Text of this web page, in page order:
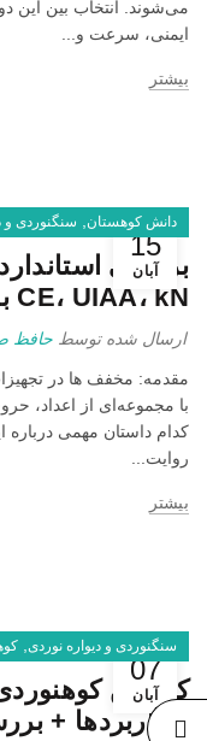
می‌شوند. انتخاب بین این دو
ایمنی، سرعت و...
بیشتر
15
آبان
دانش کوهستان سنگنوردی و
بررسی
CE، UIAA، kN به چه معناست؟
ارسال شده توسط حافظ
مقدمه: مخفف ها در
با مجموعه‌ای از اعداد،
کدام داستان مهمی درباره
روایت...
بیشتر
07
آبان
سنگنوردی و دیواره نوردی
کارابین
و کاربردها +
چگونه یک
کارابین
برای
سنگنوردی
25 آبان
1404
بدون
دیدگاه